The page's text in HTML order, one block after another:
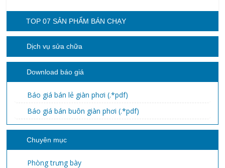
TOP 07 SẢN PHẨM BÁN CHẠY
Dịch vụ sửa chữa
Download báo giá
Báo giá bán lẻ giàn phơi (.*pdf)
Báo giá bán buôn giàn phơi (.*pdf)
Chuyên mục
Phòng trưng bày